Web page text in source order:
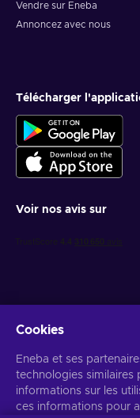
Vendre sur Eneba
Annoncez avec nous
Télécharger
Voir nos avis sur
Vous pouvez vous
Cookies
Eneba et ses
technologies similaires
informations sur les
ces informations pour